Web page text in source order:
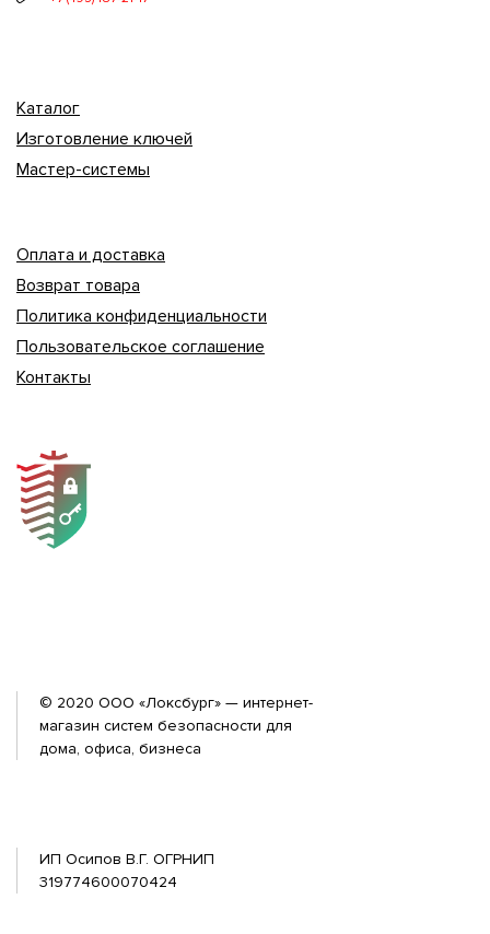
Каталог
Изготовление ключей
Мастер-системы
Оплата и доставка
Возврат товара
Политика конфиденциальности
Пользовательское соглашение
Контакты
© 2020 ООО «Локсбург» — интернет-
магазин систем безопасности для
дома, офиса, бизнеса
ИП Осипов В.Г. ОГРНИП
319774600070424